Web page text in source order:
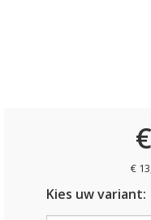
€
Kies uw variant: